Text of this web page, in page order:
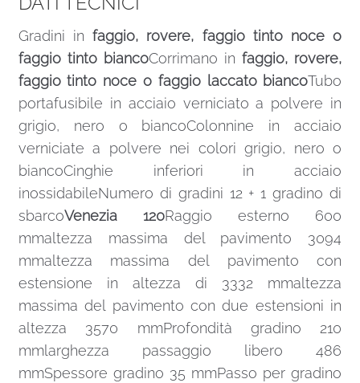
Gradini infaggio, rovere, faggio tinto noce o
faggio tinto biancoCorrimano infaggio, rovere,
faggio tinto noce o faggio laccato biancoTubo
portafusibile in acciaio verniciato a polvere in
grigio, nero o biancoColonnine in acciaio
verniciate a polvere nei colori grigio, nero o
biancoCinghie inferiori in acciaio
inossidabileNumero di gradini 12 + 1 gradino di
sbarcoVenezia 120Raggio esterno 600
mmaltezza massima del pavimento 3094
mmaltezza massima del pavimento con
estensione in altezza di 3332 mmaltezza
massima del pavimento con due estensioni in
altezza 3570 mmProfondità gradino 210
mmlarghezza passaggio libero 486
mmSpessore gradino 35 mmPasso per gradino